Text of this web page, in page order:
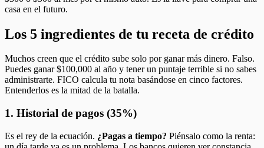
casa en el futuro.
Los 5 ingredientes de tu receta de crédito
Muchos creen que el crédito sube solo por ganar más dinero. Falso.
Puedes ganar $100,000 al año y tener un puntaje terrible si no sabes
administrarte. FICO calcula tu nota basándose en cinco factores.
Entenderlos es la mitad de la batalla.
1. Historial de pagos (35%)
Es el rey de la ecuación. ¿Pagas a tiempo? Piénsalo como la renta: